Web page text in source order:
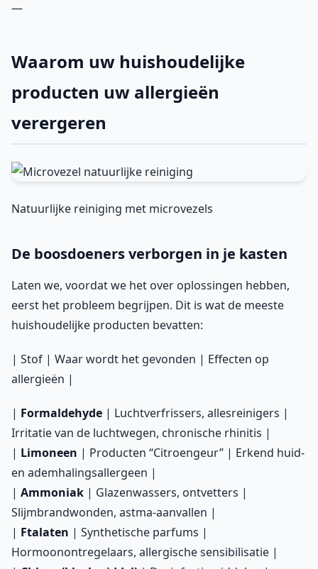
—
Waarom uw huishoudelijke
producten uw allergieën
verergeren
Natuurlijke reiniging met microvezels
De boosdoeners verborgen in je kasten
Laten we, voordat we het over oplossingen hebben,
eerst het probleem begrijpen. Dit is wat de meeste
huishoudelijke producten bevatten:
| Stof | Waar wordt het gevonden | Effecten op
allergieën |
| Formaldehyde | Luchtverfrissers, allesreinigers |
Irritatie van de luchtwegen, chronische rhinitis |
| Limoneen | Producten “Citroengeur” | Erkend huid-
en ademhalingsallergeen |
| Ammoniak | Glazenwassers, ontvetters |
Slijmbrandwonden, astma-aanvallen |
| Ftalaten | Synthetische parfums |
Hormoonontregelaars, allergische sensibilisatie |